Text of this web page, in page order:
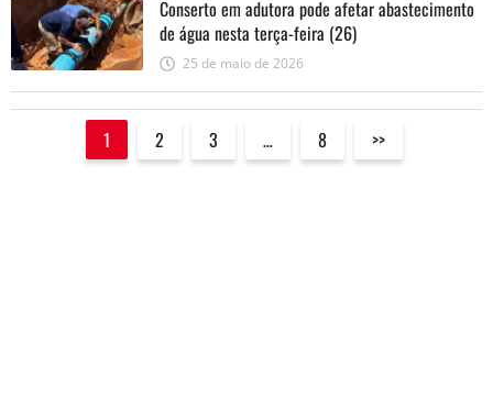
Conserto em adutora pode afetar abastecimento
de água nesta terça-feira (26)
25 de maio de 2026
1 2 3 … 8 >>